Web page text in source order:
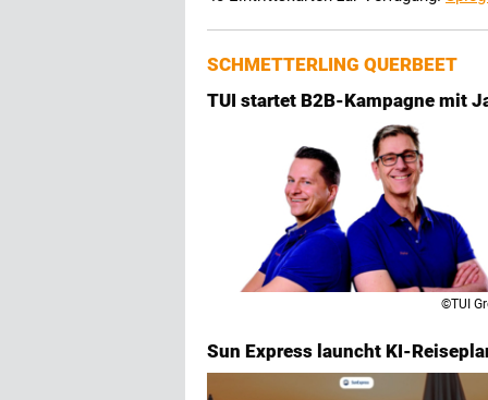
SCHMETTERLING QUERBEET
TUI startet B2B-Kampagne mit
©TUI
Sun Express launcht KI-